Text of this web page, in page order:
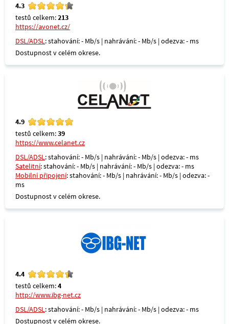
4.3
testů celkem:213
https://avonet.cz/
DSL/ADSL: stahování: - Mb/s | nahrávání: - Mb/s | odezva: - ms
Dostupnost v celém okrese.
4.9
testů celkem:39
https://www.celanet.cz
DSL/ADSL: stahování: - Mb/s | nahrávání: - Mb/s | odezva: - ms
Satelitní: stahování: - Mb/s | nahrávání: - Mb/s | odezva: - ms
Mobilní připojení: stahování: - Mb/s | nahrávání: - Mb/s | odezva: -
ms
Dostupnost v celém okrese.
4.4
testů celkem:4
http://www.ibg-net.cz
DSL/ADSL: stahování: - Mb/s | nahrávání: - Mb/s | odezva: - ms
Dostupnost v celém okrese.